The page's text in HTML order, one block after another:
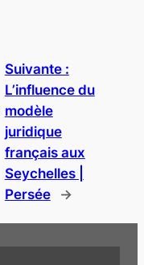
Suivante :
L’influence du
modèle
juridique
français aux
Seychelles |
Persée
→